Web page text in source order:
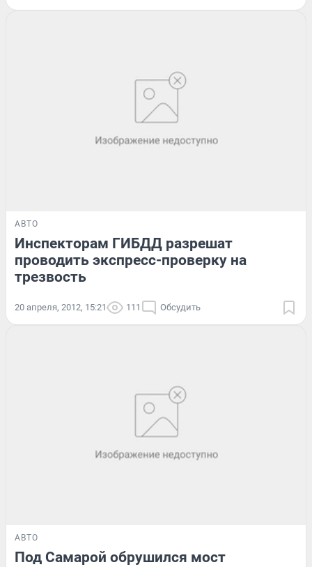
АВТО
Инспекторам ГИБДД разрешат
проводить экспресс-проверку на
трезвость
20 апреля, 2012, 15:21 111 Обсудить
АВТО
Под Самарой обрушился мост